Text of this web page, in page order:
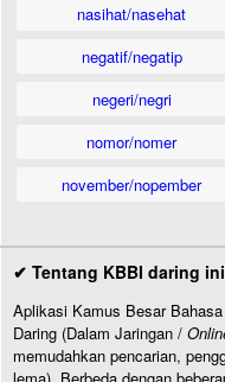
nasihat/nasehat
negatif/negatip
negeri/negri
nomor/nomer
november/nopember
✔ Tentang KBBI daring ini
Aplikasi Kamus Besar
Daring (Dalam Jaringan /
memudahkan pencarian,